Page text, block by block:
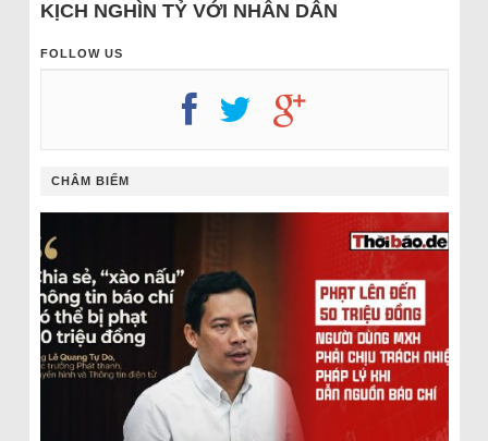
KỊCH NGHÌN TỶ VỚI NHÂN DÂN
FOLLOW US
CHÂM BIẾM